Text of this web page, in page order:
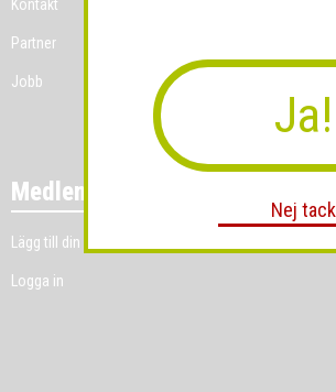
Kontakt
Partner
Jobb
Medlemmar
Lägg till din grossistverksamhet
Logga in
Ja!
Nej tack